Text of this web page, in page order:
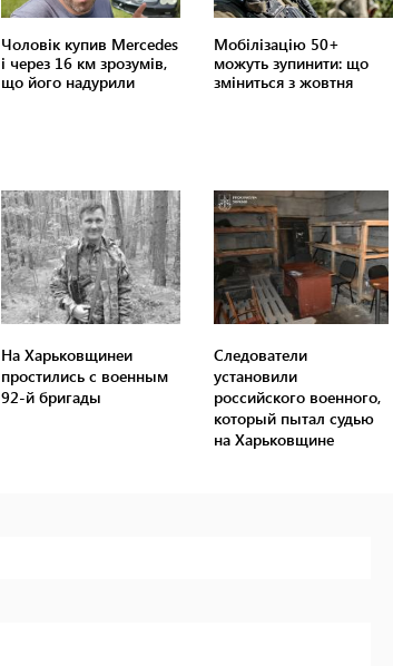
На Харьковщинеи
простились с военным
92-й бригады
Следователи
установили
российского военного,
который пытал судью
на Харьковщине